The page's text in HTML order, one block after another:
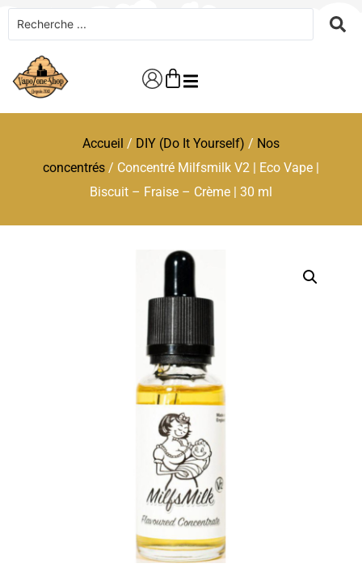
Accueil / DIY (Do It Yourself) / Nos
concentrés / Concentré Milfsmilk V2 | Eco Vape |
Biscuit – Fraise – Crème | 30 ml